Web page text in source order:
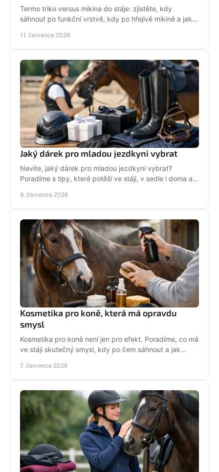
Termo triko versus mikina do stáje: zjistěte, kdy
sáhnout po funkční vrstvě, kdy po hřejivé mikině a jak
11. července 2026
Jaký dárek pro mladou jezdkyni vybrat
Nevíte, jaký dárek pro mladou jezdkyni vybrat?
Poradíme s tipy, které potěší ve stáji, v sedle i doma a
9. července 2026
Kosmetika pro koně, která má opravdu
smysl
Kosmetika pro koně není jen pro efekt. Poradíme, co má
ve stáji skutečný smysl, kdy po čem sáhnout a jak
7. července 2026